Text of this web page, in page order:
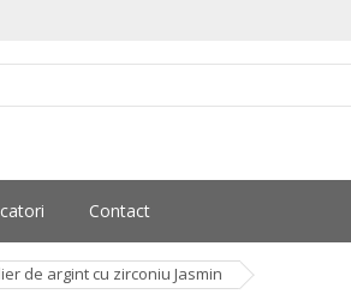
Contact
de argint cu zirconiu Jasmin